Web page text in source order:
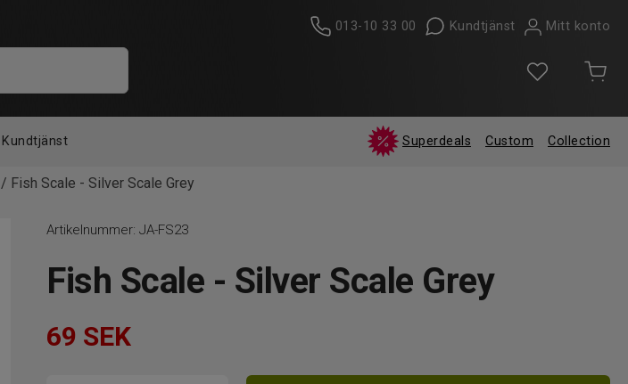
013-10 33 00 Kundtjänst Mitt konto
Kundtjänst Superdeals Custom Collection
/ Fish Scale - Silver Scale Grey
Artikelnummer: JA-FS23
Fish Scale - Silver Scale Grey
69 SEK